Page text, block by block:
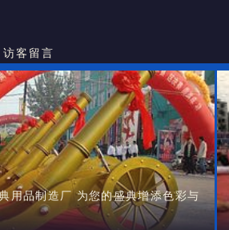
访客留言
用品制造厂 为您的盛典增添色彩与